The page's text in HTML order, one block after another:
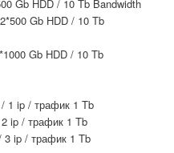
Gb HDD / 10 Tb Bandwidth
Gb HDD / 10 Tb
Gb HDD / 10 Tb
1 ip / трафик 1 Tb
ip / трафик 1 Tb
3 ip / трафик 1 Tb